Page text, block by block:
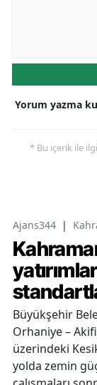
Yorum yazma
* Bu içerik ile
Ajans344 |
Büyükşehir
Orhaniye –
üzerindeki
yolda zemin